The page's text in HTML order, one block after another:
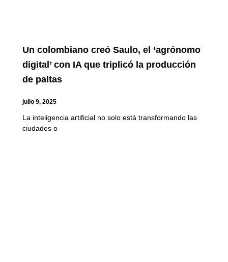
Un colombiano creó Saulo, el ‘agrónomo
digital’ con IA que triplicó la producción
de paltas
julio 9, 2025
La inteligencia artificial no solo está transformando las
ciudades o